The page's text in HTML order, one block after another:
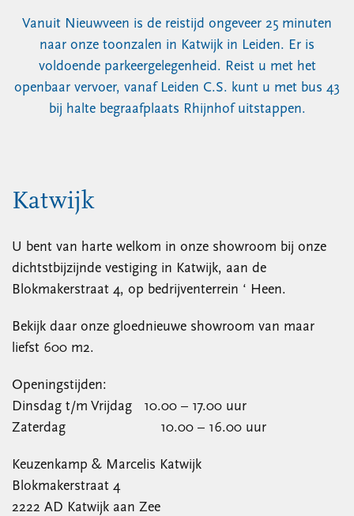
Vanuit Nieuwveen is de reistijd ongeveer 25 minuten
naar onze toonzalen in Katwijk in Leiden. Er is
voldoende parkeergelegenheid. Reist u met het
openbaar vervoer, vanaf Leiden C.S. kunt u met bus 43
bij halte begraafplaats Rhijnhof uitstappen.​
Katwijk
U bent van harte welkom in onze showroom bij onze
dichtstbijzijnde vestiging in Katwijk, aan de
Blokmakerstraat 4, op bedrijventerrein ‘ Heen.
Bekijk daar onze gloednieuwe showroom van maar
liefst 600 m2.
Openingstijden:
Dinsdag t/m Vrijdag 10.00 – 17.00 uur
Zaterdag 10.00 – 16.00 uur
Keuzenkamp & Marcelis Katwijk
Blokmakerstraat 4
2222 AD Katwijk aan Zee